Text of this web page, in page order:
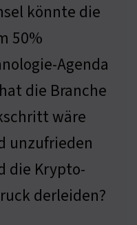
könnte die
50%
Agenda
die Branche
wäre
unzufrieden
die Krypto-
derleiden?